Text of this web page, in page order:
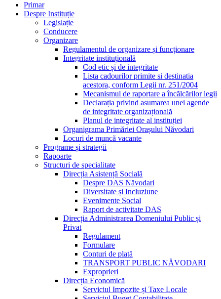
Primar
Despre Instituție
Legislație
Conducere
Organizare
Regulamentul de organizare și funcționare
Integritate instituțională
Cod etic și de integritate
Lista cadourilor primite si destinatia
acestora, conform Legii nr. 251/2004
Mecanismul de raportare a încălcărilor legii
Declarația privind asumarea unei agende
de integritate organizațională
Planul de integritate al instituției
Organigrama Primăriei Orașului Năvodari
Locuri de muncă vacante
Programe și strategii
Rapoarte
Structuri de specialitate
Direcția Asistență Socială
Despre DAS Năvodari
Diversitate și Incluziune
Evenimente Social
Raport de activitate DAS
Direcția Administrarea Domeniului Public și
Privat
Regulament
Formulare
Conturi de plată
TRANSPORT PUBLIC NĂVODARI
Exproprieri
Direcția Economică
Serviciul Impozite și Taxe Locale